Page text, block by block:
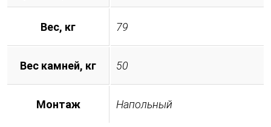
Вес, кг 79
Вес камней, кг 50
Монтаж Напольный